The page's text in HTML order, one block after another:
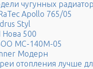
чугунных
Apollo 765/05
Styl
Нова 500
МС-140М-05
Модерн
отопления лучше